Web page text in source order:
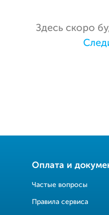
Здесь скоро
Оплата и
Частые вопросы
Правила сервиса